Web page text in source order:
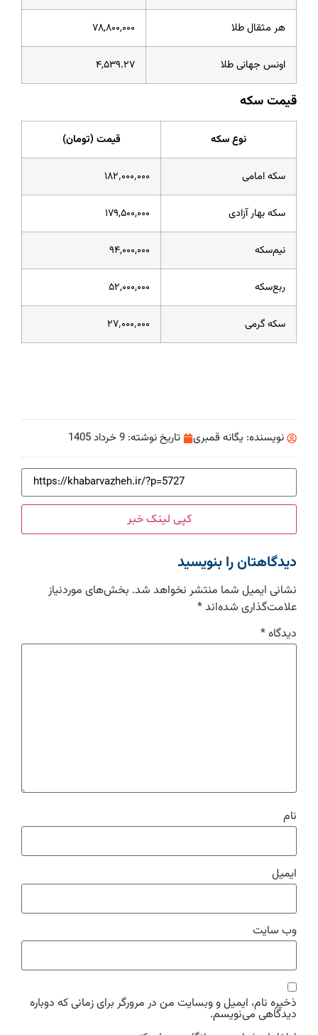
هر مثقال طلا ۷۸,۸۰۰,۰۰۰
اونس جهانی طلا ۴,۵۳۹.۲۷
قیمت سکه
نوع سکه قیمت (تومان)
سکه امامی ۱۸۲٬۰۰۰٬۰۰۰
سکه بهار آزادی ۱۷۹,۵۰۰,۰۰۰
نیم‌سکه ۹۴,۰۰۰,۰۰۰
ربع‌سکه ۵۲,۰۰۰,۰۰۰
سکه گرمی ۲۷٬۰۰۰٬۰۰۰
نویسنده: یگانه قمبری تاریخ نوشته: 9 خرداد 1405
کپی لینک خبر
دیدگاهتان را بنویسید
نشانی ایمیل شما منتشر نخواهد شد. بخش‌های موردنیاز
علامت‌گذاری شده‌اند*
دیدگاه*
نام
ایمیل
وب‌ سایت
ذخیره نام، ایمیل و وبسایت من در مرورگر برای زمانی که دوباره
دیدگاهی می‌نویسم.